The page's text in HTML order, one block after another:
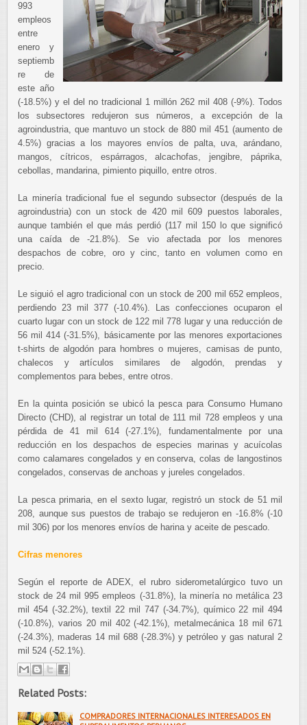
993
empleos
entre
enero y
septiemb
re de
este año
(-18.5%) y el del no tradicional 1 millón 262 mil 408 (-9%). Todos
los subsectores redujeron sus números, a excepción de la
agroindustria, que mantuvo un stock de 880 mil 451 (aumento de
4.5%) gracias a los mayores envíos de palta, uva, arándano,
mangos, cítricos, espárragos, alcachofas, jengibre, páprika,
cebollas, mandarina, pimiento piquillo, entre otros.
La minería tradicional fue el segundo subsector (después de la
agroindustria) con un stock de 420 mil 609 puestos laborales,
aunque también el que más perdió (117 mil 150 lo que significó
una caída de -21.8%). Se vio afectada por los menores
despachos de cobre, oro y cinc, tanto en volumen como en
precio.
Le siguió el agro tradicional con un stock de 200 mil 652 empleos,
perdiendo 23 mil 377 (-10.4%). Las confecciones ocuparon el
cuarto lugar con un stock de 122 mil 778 lugar y una reducción de
56 mil 414 (-31.5%), básicamente por las menores exportaciones
t-shirts de algodón para hombres o mujeres, camisas de punto,
chalecos y artículos similares de algodón, prendas y
complementos para bebes, entre otros.
En la quinta posición se ubicó la pesca para Consumo Humano
Directo (CHD), al registrar un total de 111 mil 728 empleos y una
pérdida de 41 mil 614 (-27.1%), fundamentalmente por una
reducción en los despachos de especies marinas y acuícolas
como calamares congelados y en conserva, colas de langostinos
congelados, conservas de anchoas y jureles congelados.
La pesca primaria, en el sexto lugar, registró un stock de 51 mil
208, aunque sus puestos de trabajo se redujeron en -16.8% (-10
mil 306) por los menores envíos de harina y aceite de pescado.
Cifras menores
Según el reporte de ADEX, el rubro siderometalúrgico tuvo un
stock de 24 mil 995 empleos (-31.8%), la minería no metálica 23
mil 454 (-32.2%), textil 22 mil 747 (-34.7%), químico 22 mil 494
(-10.8%), varios 20 mil 402 (-42.1%), metalmecánica 18 mil 671
(-24.3%), maderas 14 mil 688 (-28.3%) y petróleo y gas natural 2
mil 524 (-52.1%).
Related Posts:
COMPRADORES INTERNACIONALES INTERESADOS EN